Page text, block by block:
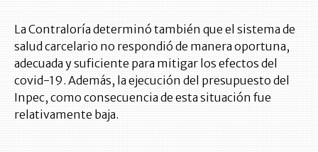
La Contraloría determinó también que el sistema de
salud carcelario no respondió de manera oportuna,
adecuada y suficiente para mitigar los efectos del
covid-19. Además, la ejecución del presupuesto del
Inpec, como consecuencia de esta situación fue
relativamente baja.